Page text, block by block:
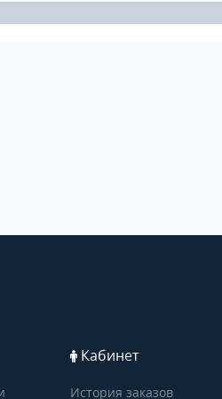
Кабинет
История заказов